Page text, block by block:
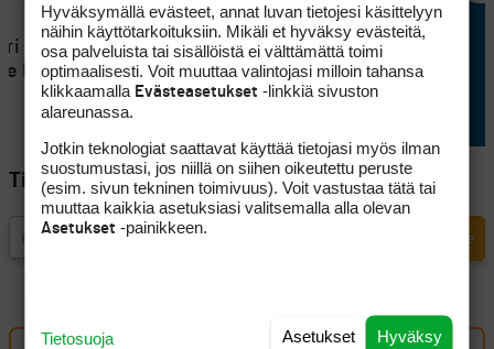
KILPAGOLF
Mailavalintojen kanssa
arponut Kristian Kulokorpi
kärjessä Finnish Tourilla
ratkesi
Hook
Tilaa Golfpisteen uutiskirje
Hyväksymällä evästeet, annat luvan tietojesi käsittelyyn
näihin käyttötarkoituksiin. Mikäli et hyväksy evästeitä,
osa palveluista tai sisällöistä ei välttämättä toimi
optimaalisesti. Voit muuttaa valintojasi milloin tahansa
klikkaamalla Evästeasetukset -linkkiä sivuston
alareunassa.
Jotkin teknologiat saattavat käyttää tietojasi myös ilman
suostumustasi, jos niillä on siihen oikeutettu peruste
(esim. sivun tekninen toimivuus). Voit vastustaa tätä tai
muuttaa kaikkia asetuksiasi valitsemalla alla olevan
Asetukset -painikkeen.
Hyväksy
Asetukset
Tietosuoja